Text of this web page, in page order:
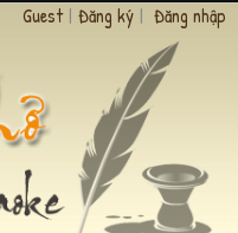
Guest | Đăng ký | Đăng nhập